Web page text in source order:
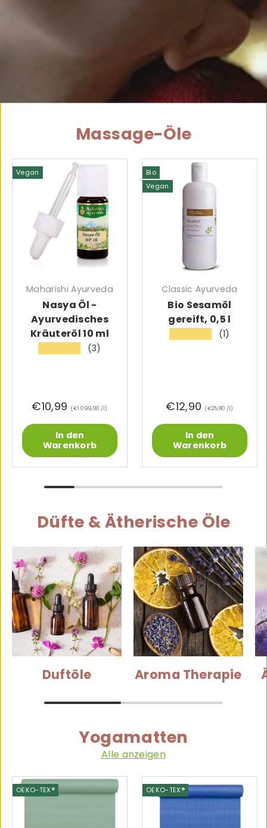
Massage-Öle
Vegan
Maharishi Ayurveda
Nasya Öl -
Ayurvedisches
Kräuteröl 10 ml
(3)
€10,99 Grundpreis
€1.099,00 /l
In den
Warenkorb
Bio
Vegan
Classic Ayurveda
Bio Sesamöl
gereift, 0,5 l
(1)
€12,90 Grundpreis
€25,80 /l
In den
Warenkorb
Düfte & Ätherische Öle
Duftöle Aroma Therapie
Yogamatten
Alle anzeigen
OEKO-TEX® OEKO-TEX®